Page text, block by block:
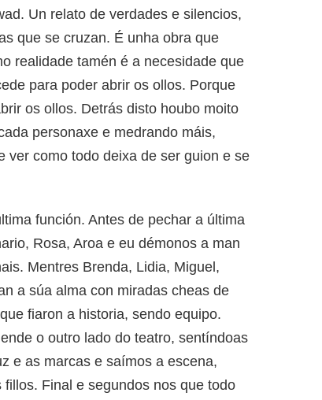
Un relato de verdades e silencios,
que se cruzan. É unha obra que
realidade tamén é a necesidade que
para poder abrir os ollos. Porque
os ollos. Detrás disto houbo moito
personaxe e medrando máis,
ver como todo deixa de ser guion e se
función. Antes de pechar a última
Rosa, Aroa e eu démonos a man
Mentres Brenda, Lidia, Miguel,
a súa alma con miradas cheas de
fiaron a historia, sendo equipo.
o outro lado do teatro, sentíndoas
e as marcas e saímos a escena,
Final e segundos nos que todo